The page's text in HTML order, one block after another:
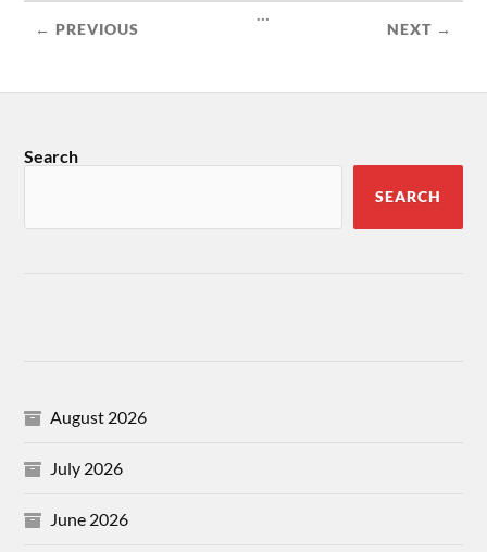
← PREVIOUS
...
NEXT →
Search
SEARCH
August 2026
July 2026
June 2026